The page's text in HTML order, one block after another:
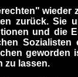
wieder
zurück. Sie
und die
Sozialisten
geworden
zu lassen.